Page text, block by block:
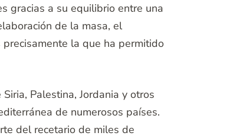
gracias a su equilibrio entre una
de la masa, el
la que ha permitido
Palestina, Jordania y otros
de numerosos países.
del recetario de miles de